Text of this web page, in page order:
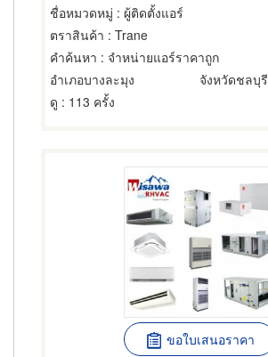
ชื่อหมวดหมู่ : ผู้ติดตั้งแอร์
ตราสินค้า : Trane
คำค้นหา : จำหน่ายแอร์ราคาถูก
อำเภอบางละมุง
จังหวัดชลบุรี
ดู : 113 ครั้ง
ขอใบเสนอราคา